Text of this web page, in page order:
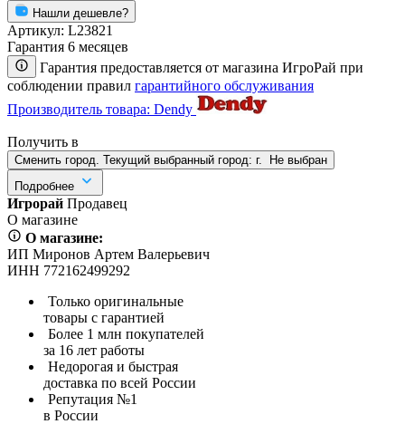
Нашли дешевле?
Артикул: L23821
Гарантия 6 месяцев
Гарантия предоставляется от магазина ИгроРай при
соблюдении правил гарантийного обслуживания
Производитель товара: Dendy
Получить в
Сменить город. Текущий выбранный город: г.
Не выбран
Подробнее
Игрорай Продавец
О магазине
О магазине:
ИП Миронов Артем Валерьевич
ИНН 772162499292
Только оригинальные
товары с гарантией
Более 1 млн покупателей
за 16 лет работы
Недорогая и быстрая
доставка по всей России
Репутация №1
в России